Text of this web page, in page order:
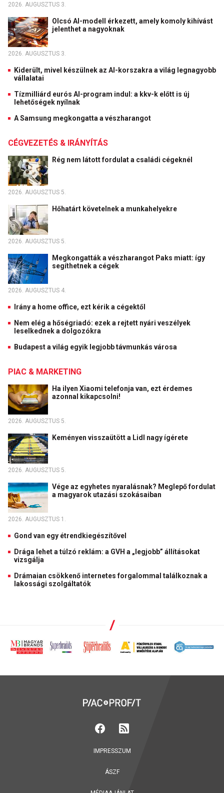
2026. AUGUSZTUS 3.
Olcsó AI-modell érkezett, amely komoly kihívást
jelenthet a nagyoknak
2026. AUGUSZTUS 3.
Kiderült, mivel készülnek az AI-korszakra a világ legnagyobb
vállalatai
Tízmilliárd eurós AI-program indul: a kkv-k előtt is új
lehetőségek nyílnak
A Samsung megkongatta a vészharangot
CÉGVEZETÉS & IRÁNYÍTÁS
Rég nem látott fordulat a családi cégeknél
2026. AUGUSZTUS 5.
Hőhatárt követelnek a munkahelyekre
2026. AUGUSZTUS 5.
Megkongatták a vészharangot Paks miatt: így
segíthetnek a cégek
2026. AUGUSZTUS 4.
Irány a home office, ezt kérik a cégektől
Nem elég a hőségriadó: ezek a rejtett nyári veszélyek
leselkednek a dolgozókra
Budapest a világ egyik legjobb távmunkás városa
PIAC & MARKETING
Ha ilyen Xiaomi telefonja van, ezt érdemes
azonnal kikapcsolni!
2026. AUGUSZTUS 5.
Keményen visszaütött a Lidl nagy ígérete
2026. AUGUSZTUS 5.
Vége az egyhetes nyaralásnak? Meglepő fordulat
a magyarok utazási szokásaiban
2026. AUGUSZTUS 1.
Gond van egy étrendkiegészítővel
Drága lehet a túlzó reklám: a GVH a „legjobb” állításokat
vizsgálja
Drámaian csökkenő internetes forgalommal találkoznak a
lakossági szolgáltatók
IMPRESSZUM
ÁSZF